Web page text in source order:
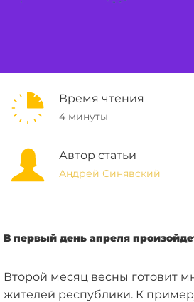
Время чтения
4 минуты
Автор статьи
Андрей Синявский
В первый день апреля
Второй месяц весны готовит
жителей республики. К